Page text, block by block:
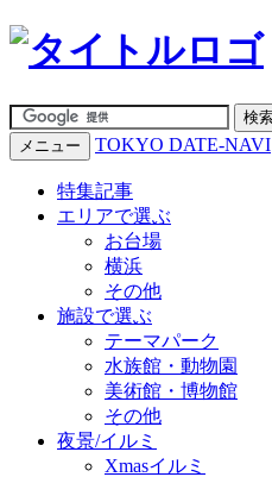
メニュー TOKYO DATE-NAVI
特集記事
エリアで選ぶ
お台場
横浜
その他
施設で選ぶ
テーマパーク
水族館・動物園
美術館・博物館
その他
夜景/イルミ
Xmasイルミ